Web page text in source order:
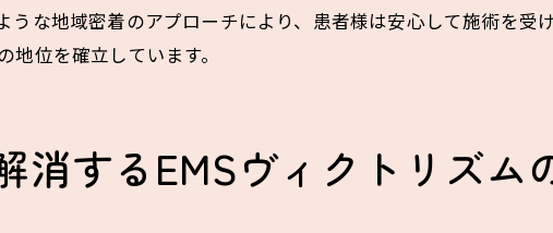
長年の実績が支える信頼性
患者の満足度を高める施術
うな地域密着のアプローチにより、患者様は安心して施術を受
地位を確立しています。
消するEMSヴィクトリズム